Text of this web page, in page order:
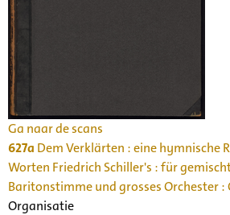
Ga naar de scans
627a Dem Verklärten : eine hymnische
Worten Friedrich Schiller's : für
Baritonstimme und grosses Orchester :
Organisatie